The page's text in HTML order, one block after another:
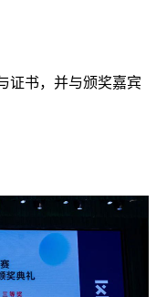
证书，并与颁奖嘉宾